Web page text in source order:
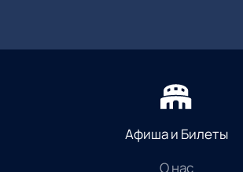
Афиша и Билеты
О нас